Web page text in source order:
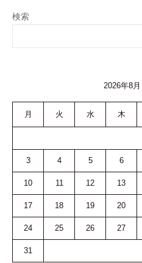
検索
2026年8月
月 火 水 木
3 4 5 6
10 11 12 13
17 18 19 20
24 25 26 27
31